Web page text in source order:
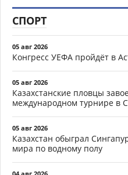
СПОРТ
05 авг 2026
Конгресс УЕФА пройдёт в
05 авг 2026
Казахстанские пловцы
международном турнире в
05 авг 2026
Казахстан обыграл
мира по водному полу